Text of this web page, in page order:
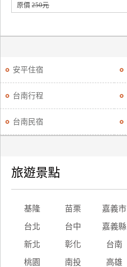
原價250元
安平住宿
台南行程
台南民宿
旅遊景點
基隆 苗栗 嘉義市
台北 台中 嘉義縣
新北 彰化 台南
桃園 南投 高雄